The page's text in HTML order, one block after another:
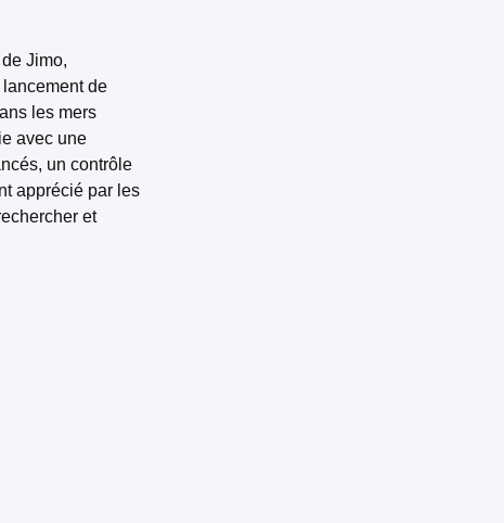
Jimo,
de
les mers
avec une
un contrôle
apprécié par les
et